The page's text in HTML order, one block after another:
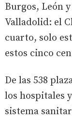
Burgos, León
Valladolid: el
cuarto, solo
estos cinco
De las 538
los hospitales
sistema